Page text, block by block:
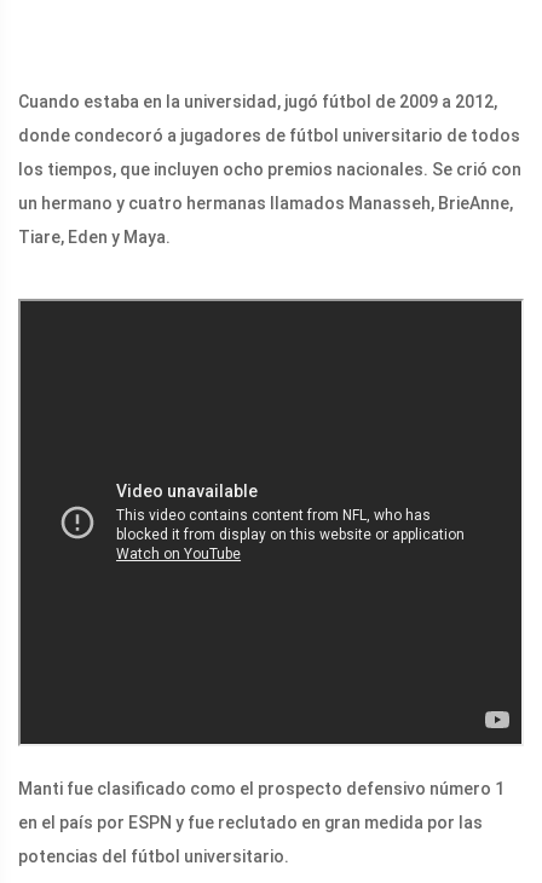
Cuando estaba en la universidad, jugó fútbol de 2009 a 2012,
donde condecoró a jugadores de fútbol universitario de todos
los tiempos, que incluyen ocho premios nacionales. Se crió con
un hermano y cuatro hermanas llamados Manasseh, BrieAnne,
Tiare, Eden y Maya.
Manti fue clasificado como el prospecto defensivo número 1
en el país por ESPN y fue reclutado en gran medida por las
potencias del fútbol universitario.